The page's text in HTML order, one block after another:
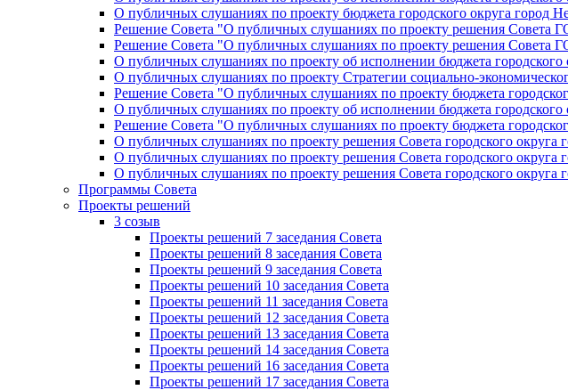
О публичных слушаниях по проекту бюджета городского округа город
Решение Совета "О публичных слушаниях по проекту решения Совета
Решение Совета "О публичных слушаниях по проекту решения Совета
О публичных слушаниях по проекту об исполнении бюджета городского
О публичных слушаниях по проекту Стратегии социально-
Решение Совета "О публичных слушаниях по проекту бюджета
О публичных слушаниях по проекту об исполнении бюджета городского
Решение Совета "О публичных слушаниях по проекту бюджета
О публичных слушаниях по проекту решения Совета городского
О публичных слушаниях по проекту решения Совета городского
О публичных слушаниях по проекту решения Совета городского
Программы Совета
Проекты решений
3 созыв
Проекты решений 7 заседания Совета
Проекты решений 8 заседания Совета
Проекты решений 9 заседания Совета
Проекты решений 10 заседания Совета
Проекты решений 11 заседания Совета
Проекты решений 12 заседания Совета
Проекты решений 13 заседания Совета
Проекты решений 14 заседания Совета
Проекты решений 16 заседания Совета
Проекты решений 17 заседания Совета